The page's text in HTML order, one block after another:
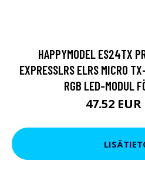
HAPPYMODEL ES24TX
EXPRESSLRS ELRS MICRO
RGB LED-MODUL
47.52 EUR